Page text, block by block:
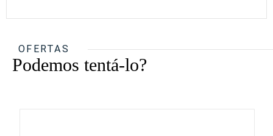
OFERTAS
Podemos tentá-lo?